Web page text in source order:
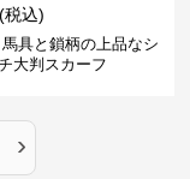
(税込)
具と鎖柄の上品なシ
大判スカーフ
›